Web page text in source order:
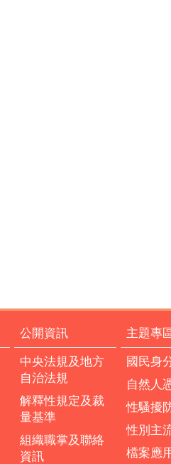
公開資訊
中央法規及地方
自治法規
解釋性規定及裁
量基準
組織職掌及聯絡
資訊
主題專
國民身
自然人
性騷擾
性別主
檔案應